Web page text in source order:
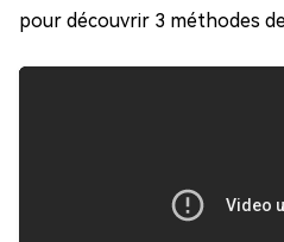
pour découvrir 3 méthodes